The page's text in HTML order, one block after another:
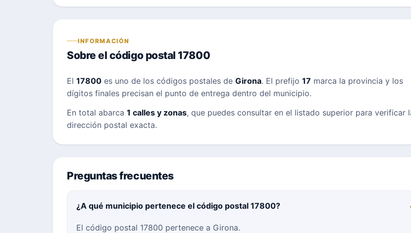
INFORMACIÓN
Sobre el código postal 17800
El 17800 es uno de los códigos postales de Girona. El prefijo 17 marca la provincia y los
dígitos finales precisan el punto de entrega dentro del municipio.
En total abarca 1 calles y zonas, que puedes consultar en el listado superior para verificar
dirección postal exacta.
Preguntas frecuentes
¿A qué municipio pertenece el código postal 17800?
El código postal 17800 pertenece a Girona.